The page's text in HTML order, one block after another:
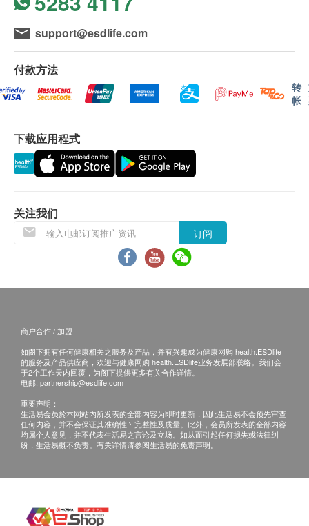
support@esdlife.com
付款方法
转
帐
下载应用程式
关注我们
订阅
商户合作 / 加盟
如阁下拥有任何健康相关之服务及产品，并有兴趣成为健康网购 health.ESDlife
的服务及产品供应商，欢迎与健康网购 health.ESDlife业务发展部联络。我们会
于2个工作天内回覆，为阁下提供更多有关合作详情。
电邮: partnership@esdlife.com
重要声明：
生活易会员於本网站内所发表的全部内容为即时更新，因此生活易不会预先审查
任何内容，并不会保证其准确性丶完整性及质量。此外，会员所发表的全部内容
均属个人意见，并不代表生活易之言论及立场。如从而引起任何损失或法律纠
纷，生活易概不负责。有关详情请参阅生活易的免责声明。